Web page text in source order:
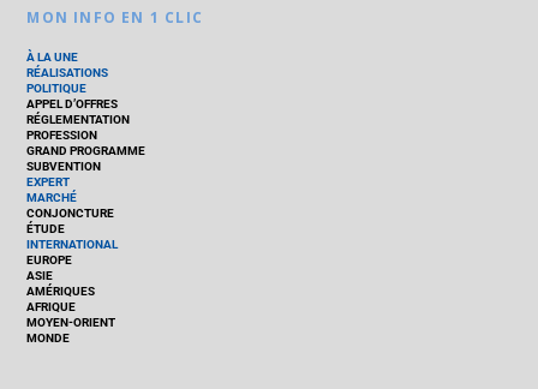
MON INFO EN 1 CLIC
À LA UNE
RÉALISATIONS
POLITIQUE
APPEL D’OFFRES
RÉGLEMENTATION
PROFESSION
GRAND PROGRAMME
SUBVENTION
EXPERT
MARCHÉ
CONJONCTURE
ÉTUDE
INTERNATIONAL
EUROPE
ASIE
AMÉRIQUES
AFRIQUE
MOYEN-ORIENT
MONDE